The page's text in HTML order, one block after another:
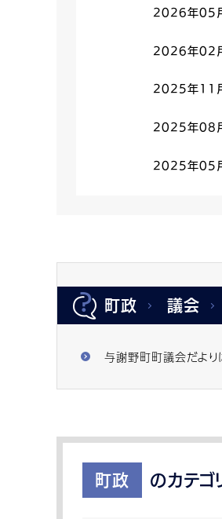
2026年05
2026年02
2025年11
2025年08
2025年05
町政 議会
与謝野町町議会だより
町政 のカテゴ